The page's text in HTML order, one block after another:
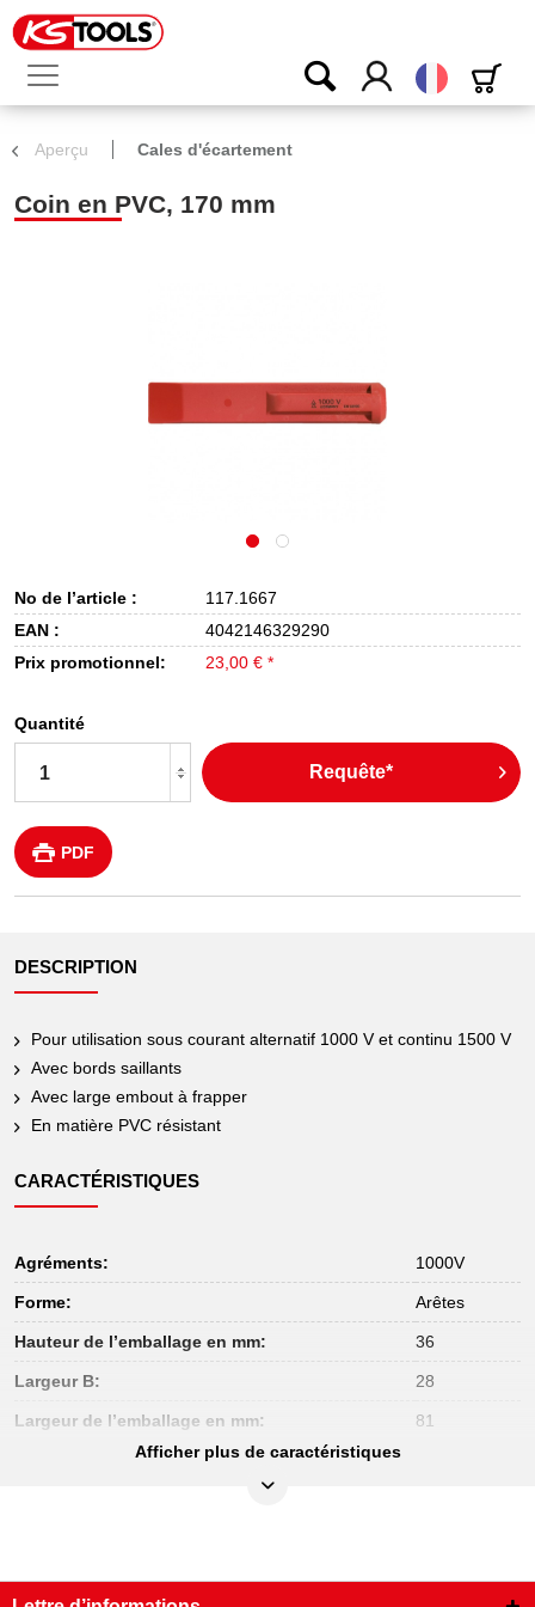
Français
Aperçu Cales d'écartement
Coin en PVC, 170 mm
No de l’article :
117.1667
EAN :
4042146329290
Prix promotionnel:
23,00 € *
Quantité
Requête*
PDF
DESCRIPTION
Pour utilisation sous courant alternatif 1000 V et continu 1500 V
Avec bords saillants
Avec large embout à frapper
En matière PVC résistant
CARACTÉRISTIQUES
Agréments: 1000V
Forme: Arêtes
Hauteur de l’emballage en mm: 36
Largeur B: 28
Largeur de l’emballage en mm: 81
Longueur de l’emballage en mm:
Poids en g: 90
Afficher plus de caractéristiques